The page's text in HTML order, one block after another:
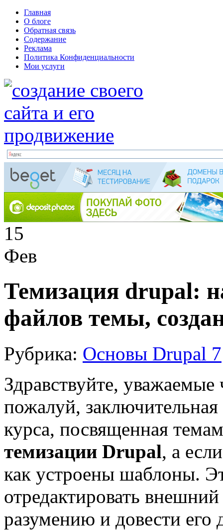
Главная
О блоге
Обратная связь
Содержание
Реклама
Политика Конфиденциальности
Мои услуги
15
Фев
Темизация drupal:
файлов темы,
Рубрика: Основы Drupal 7
Здравствуйте, уважаемые
пожалуй, заключительная
курса, посвященная
темизации Drupal, а
как устроены шаблоны.
отредактировать
разумению и довести его